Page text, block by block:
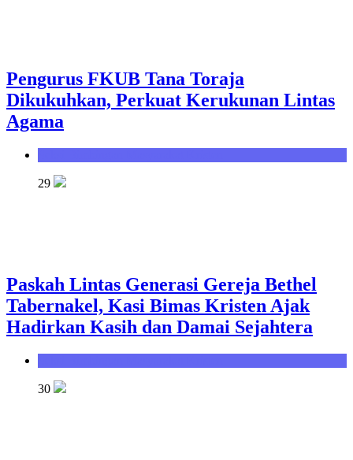
Pengurus FKUB Tana Toraja
Dikukuhkan, Perkuat Kerukunan Lintas
Agama
29
Paskah Lintas Generasi Gereja Bethel
Tabernakel, Kasi Bimas Kristen Ajak
Hadirkan Kasih dan Damai Sejahtera
30